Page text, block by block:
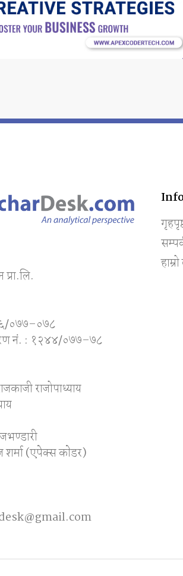
०७७–०७८
नं. : १२४४/०७७–७८
राजोपाध्याय
शर्मा (एपेक्स काेडर)